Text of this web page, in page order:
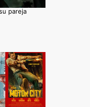
pareja